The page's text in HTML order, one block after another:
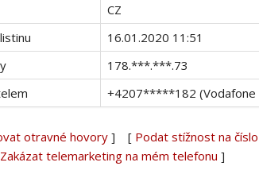
CZ
16.01.2020 11:51
178.***.***.73
+4207*****182 (Vodafone
otravné hovory] [ Podat stížnost na číslo
Zakázat telemarketing na mém telefonu ]